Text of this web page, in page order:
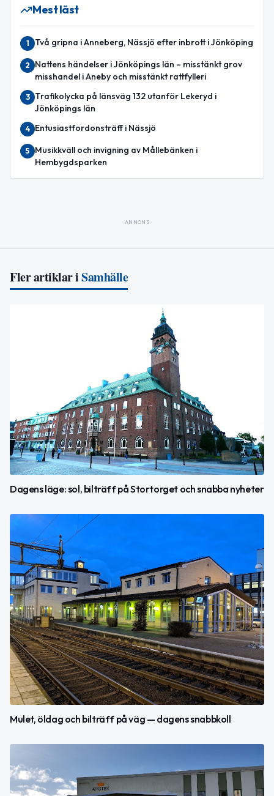
Mest läst
1 Två gripna i Anneberg, Nässjö efter inbrott i Jönköping
2
Nattens händelser i Jönköpings län – misstänkt grov
misshandel i Aneby och misstänkt rattfylleri
3
Trafikolycka på länsväg 132 utanför Lekeryd i
Jönköpings län
4 Entusiastfordonsträff i Nässjö
5
Musikkväll och invigning av Mållebänken i
Hembygdsparken
ANNONS
Fler artiklar iSamhälle
Dagens läge: sol, bilträff på Stortorget och snabba nyheter
Mulet, öldag och bilträff på väg — dagens snabbkoll